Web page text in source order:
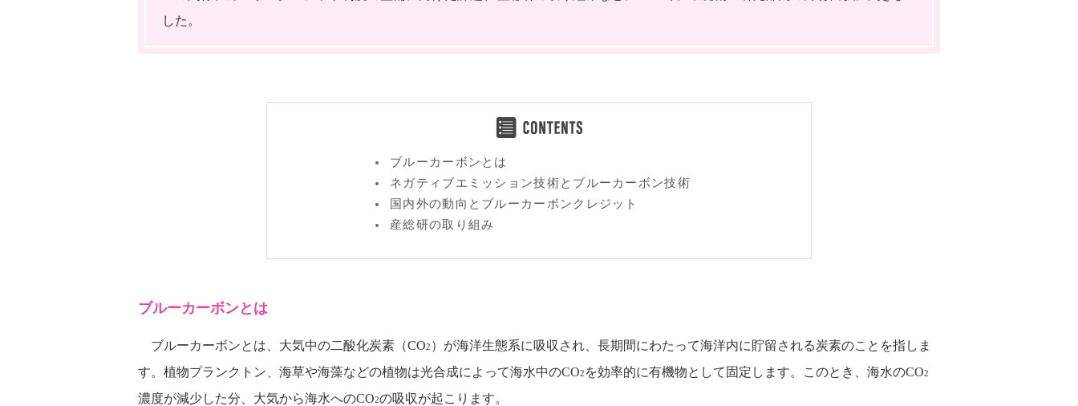
した。
ブルーカーボンとは
ネガティブエミッション技術とブルーカーボン技術
国内外の動向とブルーカーボンクレジット
産総研の取り組み
ブルーカーボンとは
ブルーカーボンとは、大気中の二酸化炭素（CO2 ）が海洋生態系に吸収され、長期間にわたって海洋内に貯留される炭素のことを指しま
す。植物プランクトン、海草や海藻などの植物は光合成によって海水中のCO2 を効率的に有機物として固定します。このとき、海水のCO2
濃度が減少した分、大気から海水へのCO2の吸収が起こります。